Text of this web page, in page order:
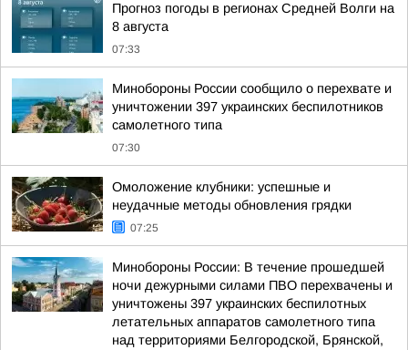
Прогноз погоды в регионах Средней Волги на
8 августа
07:33
Минобороны России сообщило о перехвате и
уничтожении 397 украинских беспилотников
самолетного типа
07:30
Омоложение клубники: успешные и
неудачные методы обновления грядки
07:25
Минобороны России: В течение прошедшей
ночи дежурными силами ПВО перехвачены и
уничтожены 397 украинских беспилотных
летательных аппаратов самолетного типа
над территориями Белгородской, Брянской,